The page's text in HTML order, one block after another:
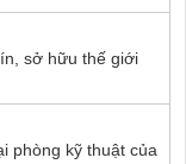
sở hữu thế giới
phòng kỹ thuật của